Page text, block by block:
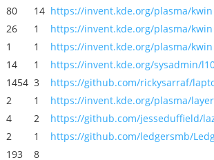
80 14 https://invent.kde.org/plasma/kwin
26 1
https://invent.kde.org/plasma/kwin
1 1
https://invent.kde.org/plasma/kwin
14 1
https://invent.kde.org/sysadmin/
1454 3
https://github.com/rickysarraf/
2 1
https://invent.kde.org/plasma/
4 2
https://github.com/jesseduffield/
2 1
https://github.com/ledgersmb/
193
8